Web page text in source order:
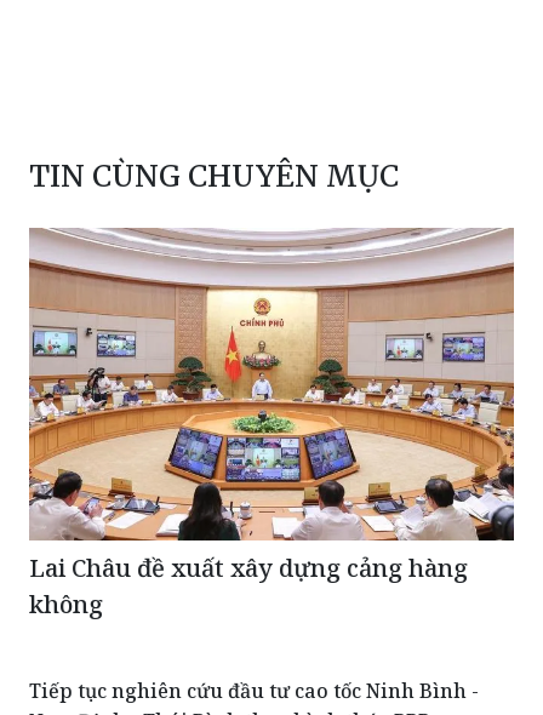
TIN CÙNG CHUYÊN MỤC
không